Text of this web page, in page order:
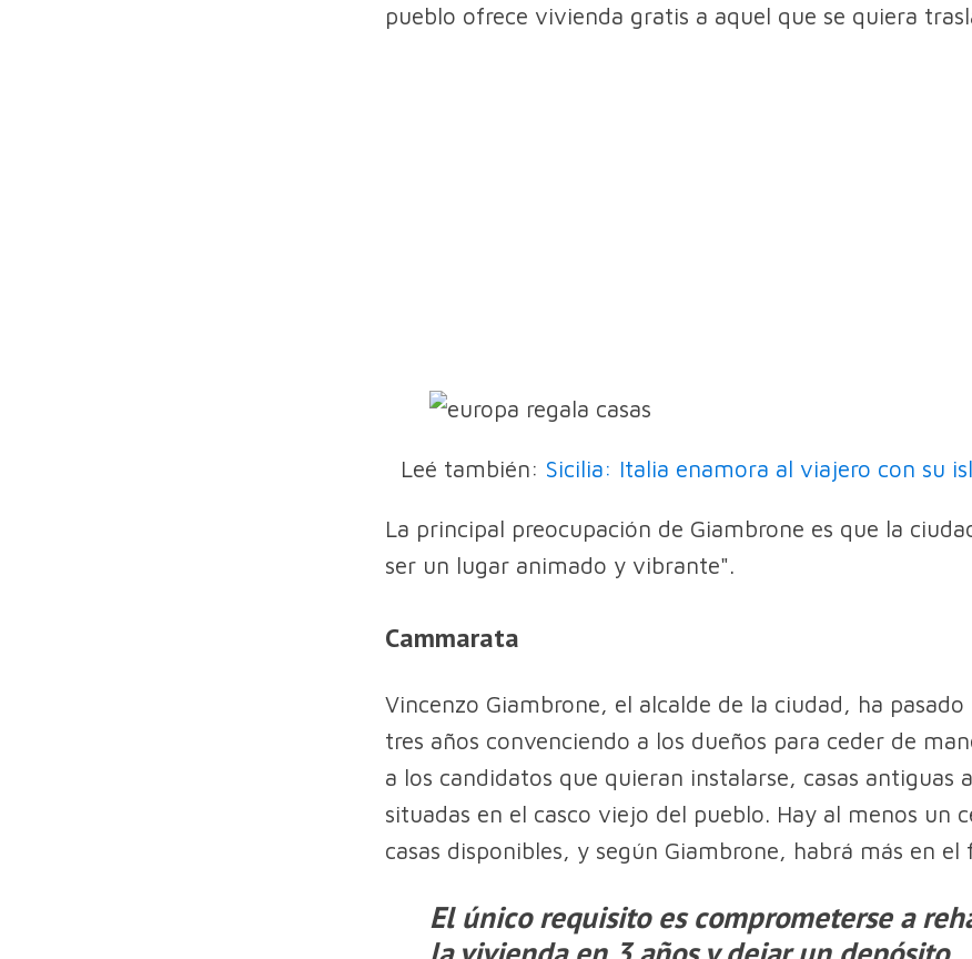
pueblo ofrece vivienda gratis a aquel que se quiera
Leé también: Sicilia: Italia enamora al viajero con su
La principal preocupación de Giambrone es que la
ser un lugar animado y vibrante".
Cammarata
Vincenzo Giambrone, el alcalde de la ciudad, ha
tres años convenciendo a los dueños para ceder de
a los candidatos que quieran instalarse, casas antiguas
situadas en el casco viejo del pueblo. Hay al menos un
casas disponibles, y según Giambrone, habrá más en el
El único requisito es comprometerse a